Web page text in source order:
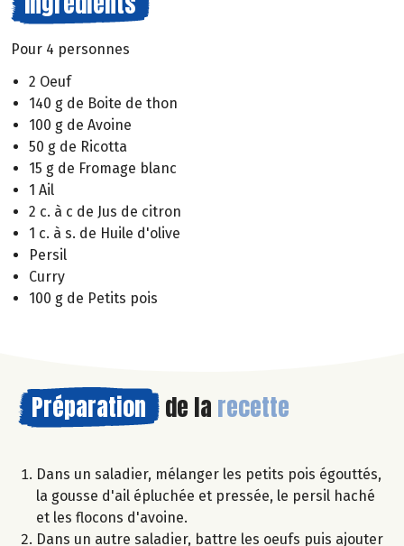
Pour 4 personnes
2 Oeuf
140 g de Boite de thon
100 g de Avoine
50 g de Ricotta
15 g de Fromage blanc
1 Ail
2 c. à c de Jus de citron
1 c. à s. de Huile d'olive
Persil
Curry
100 g de Petits pois
Préparation de la recette
Dans un saladier, mélanger les petits pois égouttés,
la gousse d'ail épluchée et pressée, le persil haché
et les flocons d'avoine.
Dans un autre saladier, battre les oeufs puis ajouter